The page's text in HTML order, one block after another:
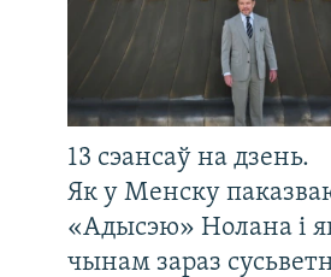
13 сэансаў на дзень.
Як у Менску
«Адысэю» Нолана і
чынам зараз